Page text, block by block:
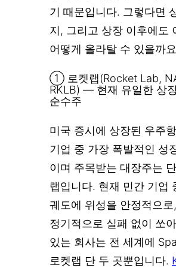
기 때문입니다. 그렇다면
지, 그리고 상장 이후에도
어떻게 올라탈 수 있을까
① 로켓랩(Rocket Lab,
RKLB) — 현재 유일한 상
순수주
미국 증시에 상장된 우주
기업 중 가장 폭발적인 성
이며 주목받는 대장주는
랩입니다. 현재 민간 기업
궤도에 위성을 안정적으로
정기적으로 실패 없이 쏘
있는 회사는 전 세계에
로켓랩 단 두 곳뿐입니다.